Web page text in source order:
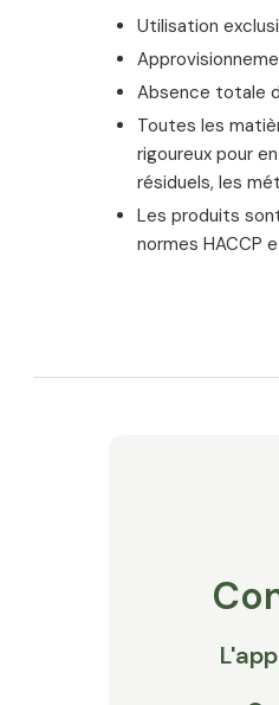
Utilisation
Absence totale
Toutes les
rigoureux pour
résiduels, les
Les produits
normes HACCP